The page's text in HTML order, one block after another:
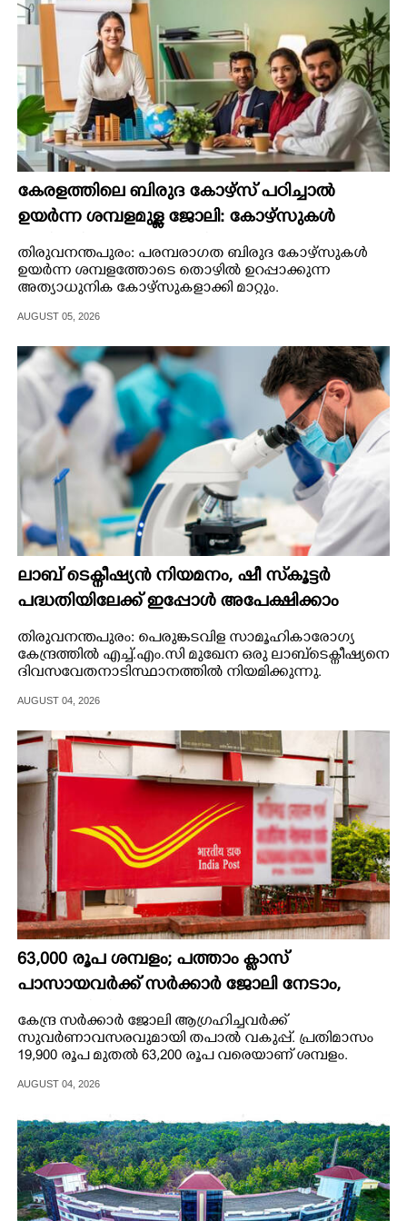
കേരളത്തിലെ ബിരുദ കോഴ്സ് പഠിച്ചാൽ
ഉയർന്ന ശമ്പളമുള്ള ജോലി:​ കോഴ്സുകൾ
അടിമുടി മാറ്റാൻ പദ്ധതി
തിരുവനന്തപുരം: പരമ്പരാഗത ബിരുദ കോഴ്സുകൾ
ഉയർന്ന ശമ്പളത്തോടെ തൊഴിൽ ഉറപ്പാക്കുന്ന
അത്യാധുനിക കോഴ്സുകളാക്കി മാറ്റും.
AUGUST 05, 2026
ലാബ് ടെക്നീഷ്യൻ നിയമനം, ഷീ സ്‌കൂട്ടർ
പദ്ധതിയിലേക്ക് ഇപ്പോൾ അപേക്ഷിക്കാം
തിരുവനന്തപുരം: പെരുങ്കടവിള സാമൂഹികാരോഗ്യ
കേന്ദ്രത്തിൽ എച്ച്.എം.സി മുഖേന ഒരു ലാബ്ടെക്നീഷ്യനെ
ദിവസവേതനാടിസ്ഥാനത്തിൽ നിയമിക്കുന്നു.
AUGUST 04, 2026
63,000 രൂപ ശമ്പളം; പത്താം ക്ലാസ്
പാസായവർക്ക് സർക്കാർ ജോലി നേടാം,
പ്രായപരിധി 56 വയസ്
കേന്ദ്ര സർക്കാർ ജോലി ആഗ്രഹിച്ചവർക്ക്
സുവർണാവസരവുമായി തപാൽ വകുപ്പ്. പ്രതിമാസം
19,900 രൂപ മുതൽ 63,200 രൂപ വരെയാണ് ശമ്പളം.
AUGUST 04, 2026